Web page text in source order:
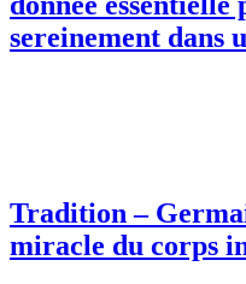
sereinement dans
Tradition –
miracle du corps